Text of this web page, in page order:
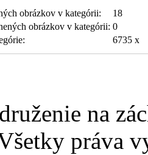
obrázkov v kategórii:
18
obrázkov v kategórii: 0
6735 x
na
práva